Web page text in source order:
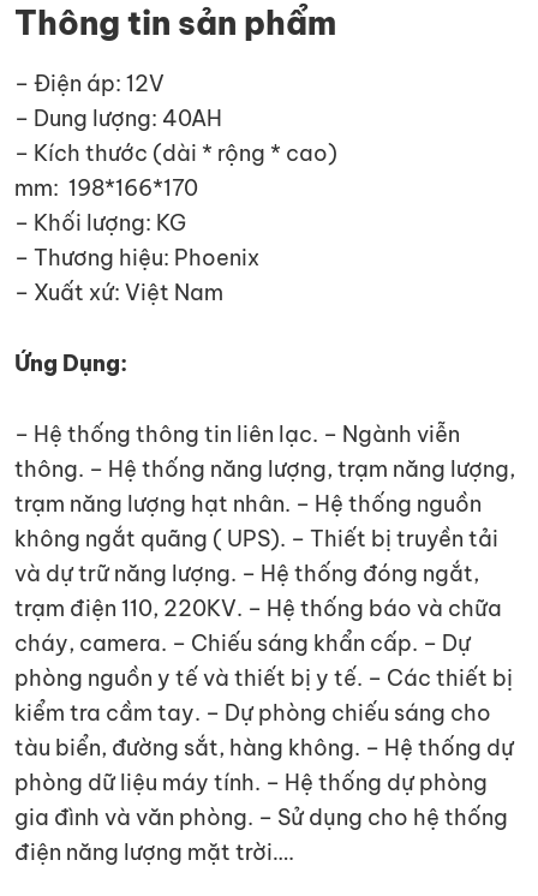
Thông tin sản phẩm
– Điện áp: 12V
– Dung lượng: 40AH
– Kích thước (dài * rộng * cao)
mm: 198*166*170
– Khối lượng: KG
– Thương hiệu: Phoenix
– Xuất xứ: Việt Nam
Ứng Dụng:
– Hệ thống thông tin liên lạc. – Ngành viễn
thông. – Hệ thống năng lượng, trạm năng lượng,
trạm năng lượng hạt nhân. – Hệ thống nguồn
không ngắt quãng ( UPS). – Thiết bị truyền tải
và dự trữ năng lượng. – Hệ thống đóng ngắt,
trạm điện 110, 220KV. – Hệ thống báo và chữa
cháy, camera. – Chiếu sáng khẩn cấp. – Dự
phòng nguồn y tế và thiết bị y tế. – Các thiết bị
kiểm tra cầm tay. – Dự phòng chiếu sáng cho
tàu biển, đường sắt, hàng không. – Hệ thống dự
phòng dữ liệu máy tính. – Hệ thống dự phòng
gia đình và văn phòng. – Sử dụng cho hệ thống
điện năng lượng mặt trời….